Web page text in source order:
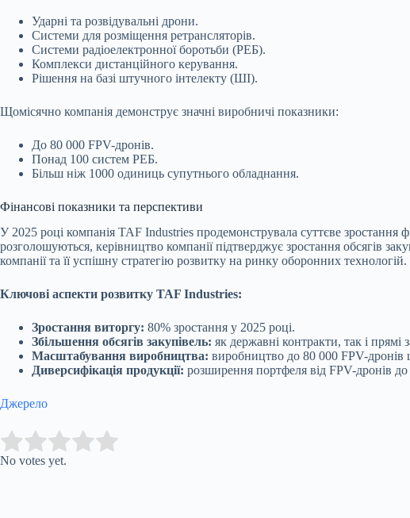
Ударні та розвідувальні дрони.
Системи для розміщення ретрансляторів.
Системи радіоелектронної боротьби (РЕБ).
Комплекси дистанційного керування.
Рішення на базі штучного інтелекту (ШІ).
Щомісячно компанія демонструє значні виробничі показники:
До 80 000 FPV-дронів.
Понад 100 систем РЕБ.
Більш ніж 1000 одиниць супутнього обладнання.
Фінансові показники та перспективи
У 2025 році компанія TAF Industries продемонструвала суттєве
розголошуються, керівництво компанії підтверджує зростання обсягів
компанії та її успішну стратегію розвитку на ринку оборонних технологій.
Ключові аспекти розвитку TAF Industries:
Зростання виторгу: 80% зростання у 2025 році.
Збільшення обсягів закупівель: як державні контракти, так і прямі
Масштабування виробництва: виробництво до 80 000 FPV-дронів
Диверсифікація продукції: розширення портфеля від FPV-дронів
Джерело
Rate this item:
No votes yet.